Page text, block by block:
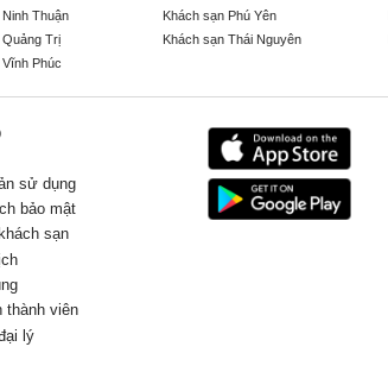
Thuận
Khách sạn Phú Yên
Trị
Khách sạn Thái Nguyên
Phúc
sử dụng
bảo mật
sạn
thành viên
lý